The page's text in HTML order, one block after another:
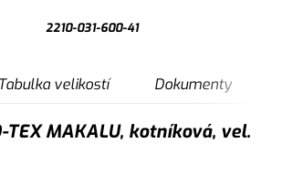
2210-031-600-41
Tabulka velikostí Dokumenty
TEX MAKALU, kotníková, vel.